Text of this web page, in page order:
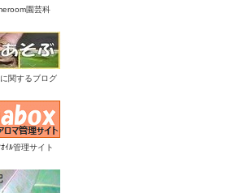
園芸科
関するブログ
ｲﾙ管理サイト